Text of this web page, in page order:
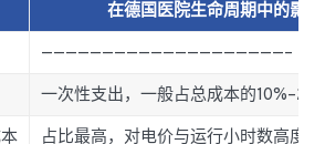
在德国医院生命周期中的影响
————————————————————–
一次性支出，一般占总成本的
占比最高，对电价与运行小时数高度